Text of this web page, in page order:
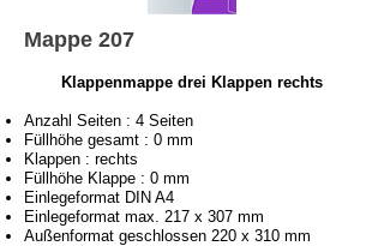
Mappe 207
Klappenmappe drei Klappen rechts
Anzahl Seiten : 4 Seiten
Füllhöhe gesamt : 0 mm
Klappen : rechts
Füllhöhe Klappe : 0 mm
Einlegeformat DIN A4
Einlegeformat max. 217 x 307 mm
Außenformat geschlossen 220 x 310 mm